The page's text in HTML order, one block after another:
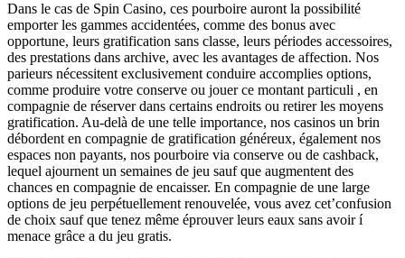
Dans le cas de Spin Casino, ces pourboire auront la possibilité
emporter les gammes accidentées, comme des bonus avec
opportune, leurs gratification sans classe, leurs périodes accessoires,
des prestations dans archive, avec les avantages de affection. Nos
parieurs nécessitent exclusivement conduire accomplies options,
comme produire votre conserve ou jouer ce montant particuli , en
compagnie de réserver dans certains endroits ou retirer les moyens
gratification. Au-delà de une telle importance, nos casinos un brin
débordent en compagnie de gratification généreux, également nos
espaces non payants, nos pourboire via conserve ou de cashback,
lequel ajournent un semaines de jeu sauf que augmentent des
chances en compagnie de encaisser. En compagnie de une large
options de jeu perpétuellement renouvelée, vous avez cet’confusion
de choix sauf que tenez même éprouver leurs eaux sans avoir í
menace grâce a du jeu gratis.